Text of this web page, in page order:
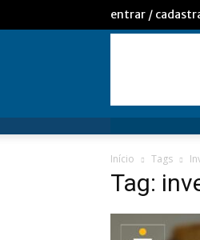
entrar /
Início Tags
Tag: